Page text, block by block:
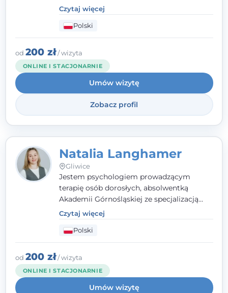
- wierzę, że empatia, autentyczność i pełne
zaangażowanie tworzą bezpieczną
przestrzeń, będącą podstawą pracy nad
zmianą. W praktyce korzystam m.in. z
narzędzi Racjonalnej Terapii Zachowania.
Czytaj więcej
Polski
od 200 zł/ wizyta
ONLINE I STACJONARNIE
Umów wizytę
Zobacz profil
Natalia Langhamer
Gliwice
Jestem psychologiem prowadzącym
terapię osób dorosłych, absolwentką
Akademii Górnośląskiej ze specjalizacją
kliniczną. Oferuję konsultacje
psychologiczne i pierwszą pomoc
psychologiczną w kryzysie, przewlekłym
stresie czy obniżonym nastroju. Każde
spotkanie traktuję z szacunkiem,
uważnością i w atmosferze zaufania.
Czytaj więcej
Polski
od 200 zł/ wizyta
ONLINE I STACJONARNIE
Umów wizytę